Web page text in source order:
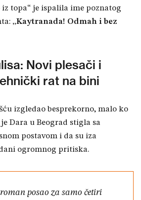
topa“ je ispalila ime poznatog
„Kaytranada! Odmah i bez
Novi plesači i
rat na bini
izgledao besprekorno, malo ko
Dara u Beograd stigla sa
postavom i da su iza
ogromnog pritiska.
posao za samo četiri